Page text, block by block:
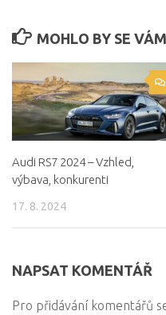
MOHLO BY SE
Audi RS7 2024 – Vzhled,
výbava, konkurenti
17. 8. 2024
NAPSAT KOMENTÁŘ
Pro přidávání komentářů